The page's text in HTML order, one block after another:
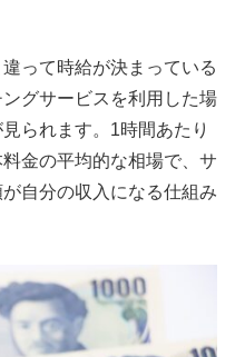
って時給が決まっている
グサービスを利用した場
られます。1時間あたり
金の平均的な相場で、サ
自分の収入になる仕組み